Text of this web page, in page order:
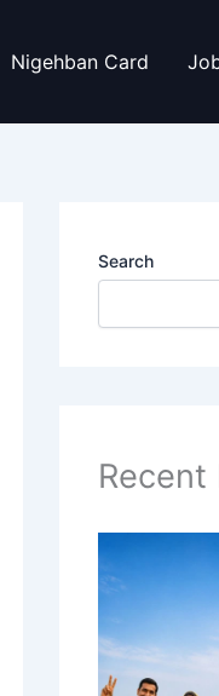
Nigehban Card
Search
Recent